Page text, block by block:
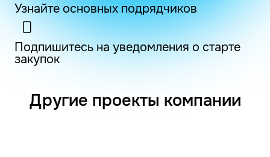
Узнайте основных подрядчиков
Подпишитесь на уведомления о старте
закупок
Другие проекты компании